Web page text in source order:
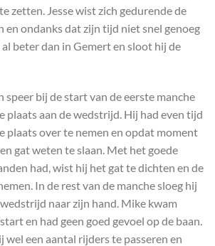
zetten. Jesse wist zich gedurende de
en ondanks dat zijn tijd niet snel genoeg
beter dan in Gemert en sloot hij de
speer bij de start van de eerste manche
plaats aan de wedstrijd. Hij had even tijd
plaats over te nemen en opdat moment
gat weten te slaan. Met het goede
had, wist hij het gat te dichten en de
In de rest van de manche sloeg hij
naar zijn hand. Mike kwam
en had geen goed gevoel op de baan.
een aantal rijders te passeren en